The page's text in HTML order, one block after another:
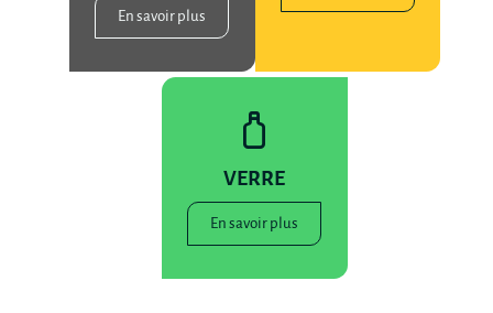
En savoir plus
VERRE
En savoir plus